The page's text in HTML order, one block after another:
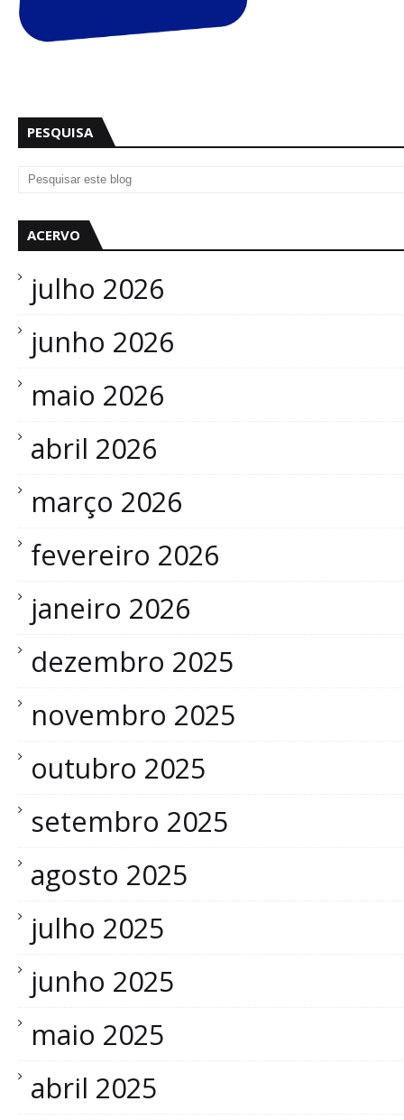
PESQUISA
ACERVO
julho 2026
junho 2026
maio 2026
abril 2026
março 2026
fevereiro 2026
janeiro 2026
dezembro 2025
novembro 2025
outubro 2025
setembro 2025
agosto 2025
julho 2025
junho 2025
maio 2025
abril 2025